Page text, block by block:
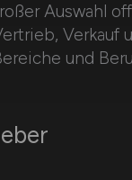
Auswahl
Verkauf
und